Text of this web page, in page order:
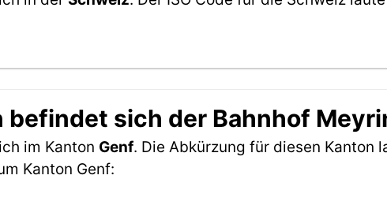
befindet sich der Bahnhof
im Kanton Genf. Die Abkürzung für diesen
Kanton Genf: